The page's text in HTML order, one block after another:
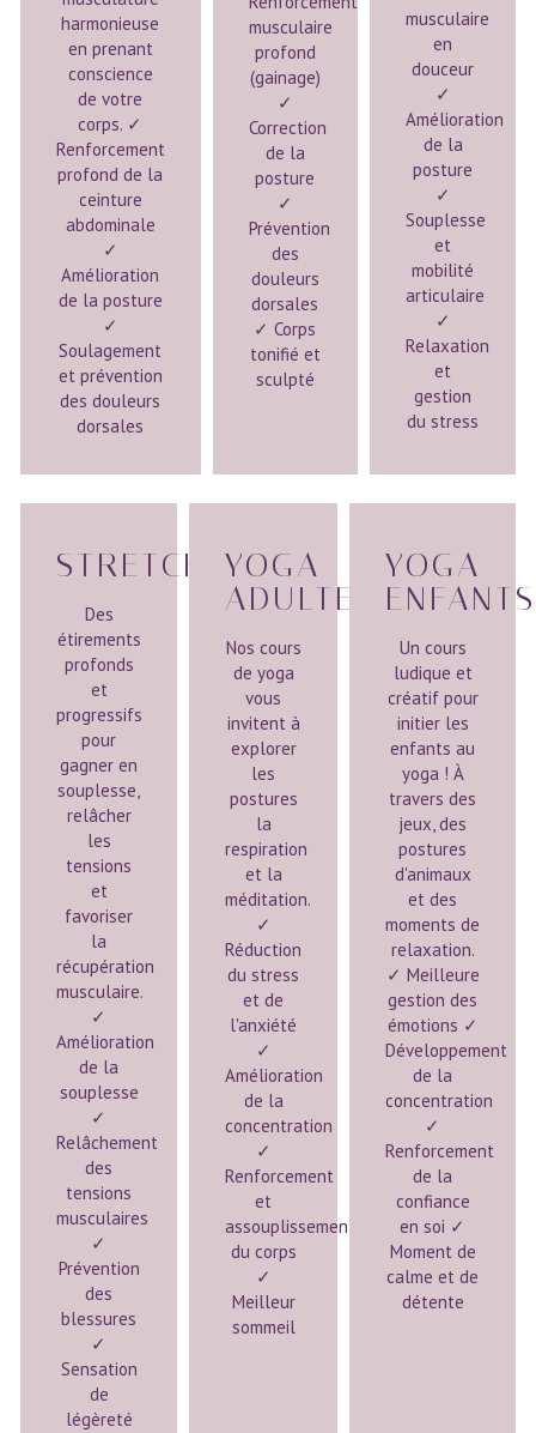
harmonieuse
en prenant
conscience
de votre
corps. ✓
Renforcement
profond de la
ceinture
abdominale
✓
Amélioration
de la posture
✓
Soulagement
et prévention
des douleurs
dorsales
musculaire
profond
(gainage)
✓
Correction
de la
posture
✓
Prévention
des
douleurs
dorsales
✓ Corps
tonifié et
sculpté
musculaire
en
douceur
✓
Amélioration
de la
posture
✓
Souplesse
et
mobilité
articulaire
✓
Relaxation
et
gestion
du stress
STRETCHING
Des
étirements
profonds
et
progressifs
pour
gagner en
souplesse,
relâcher
les
tensions
et
favoriser
la
récupération
musculaire.
✓
Amélioration
de la
souplesse
✓
Relâchement
des
tensions
musculaires
✓
Prévention
des
blessures
✓
Sensation
de
légèreté
YOGA
ADULTES
Nos cours
de yoga
vous
invitent à
explorer
les
postures
la
respiration
et la
méditation.
✓
Réduction
du stress
et de
l'anxiété
✓
Amélioration
de la
concentration
✓
Renforcement
et
assouplissement
du corps
✓
Meilleur
sommeil
YOGA
ENFANTS
Un cours
ludique et
créatif pour
initier les
enfants au
yoga ! À
travers des
jeux, des
postures
d'animaux
et des
moments de
relaxation.
✓ Meilleure
gestion des
émotions ✓
Développement
de la
concentration
✓
Renforcement
de la
confiance
en soi ✓
Moment de
calme et de
détente